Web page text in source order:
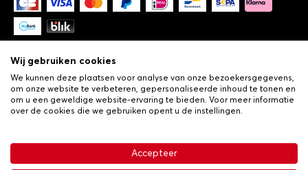
Algemene verkoopvoorwaarden•Privacy- en cookiebeleid
•Livraison
Wij gebruiken cookies
We kunnen deze plaatsen voor analyse van onze bezoekersgegevens,
om onze website te verbeteren, gepersonaliseerde inhoud te tonen en
om u een geweldige website-ervaring te bieden. Voor meer informatie
over de cookies die we gebruiken opent u de instellingen.
Accepteer